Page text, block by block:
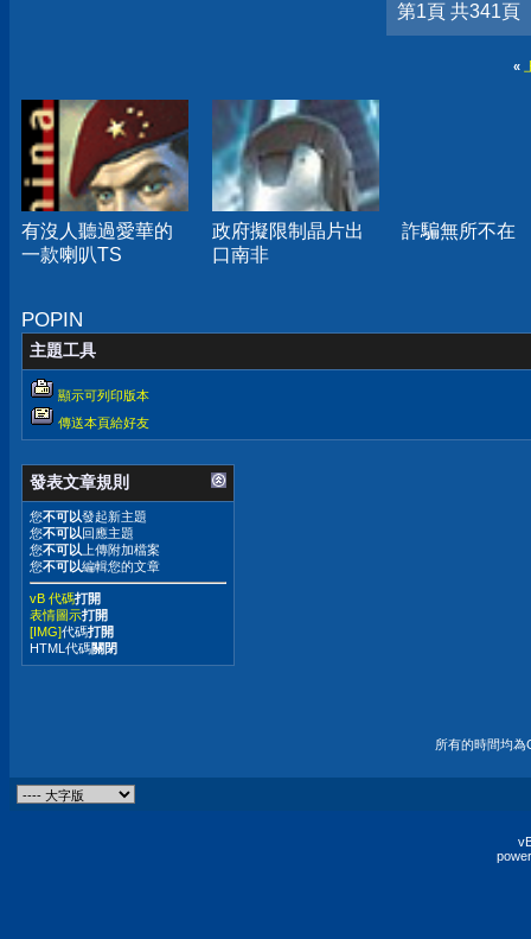
第1頁 共341頁
«
有沒人聽過愛華的
一款喇叭TS
政府擬限制晶片出
口南非
詐騙無所不在
POPIN
主題工具
顯示可列印版本
傳送本頁給好友
發表文章規則
您不可以發起新主題
您不可以回應主題
您不可以 上傳附加檔案
您不可以編輯您的文章
vB 代碼打開
表情圖示打開
[IMG]代碼打開
HTML代碼關閉
所有的時間均為